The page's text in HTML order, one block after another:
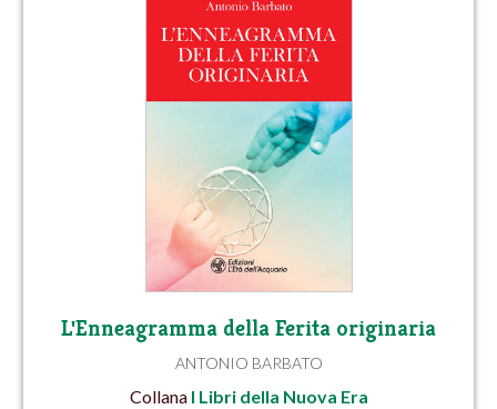
L'Enneagramma della Ferita originaria
ANTONIO BARBATO
Collana I Libri della Nuova Era